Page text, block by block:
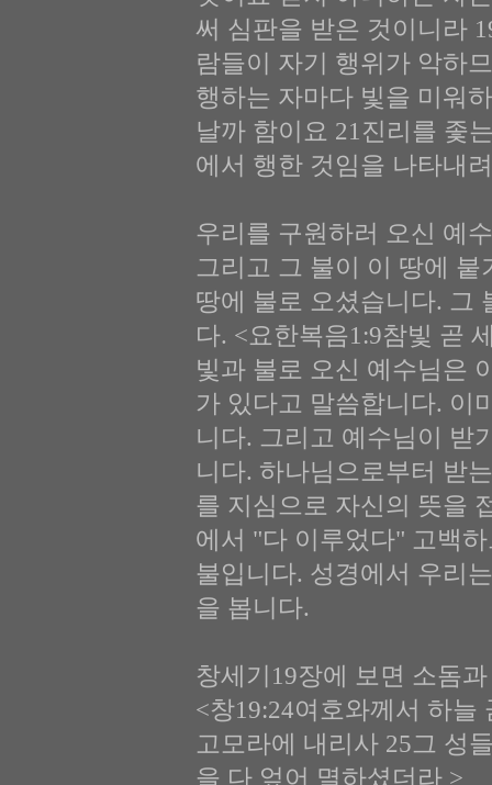
써 심판을 받은 것이니라
람들이 자기 행위가 악하
행하는 자마다 빛을 미워
날까 함이요 21진리를 좇
에서 행한 것임을 나타내
우리를 구원하러 오신 예
그리고 그 불이 이 땅에
땅에 불로 오셨습니다. 그
다. <요한복음1:9참빛 곧
빛과 불로 오신 예수님은
가 있다고 말씀합니다. 이
니다. 그리고 예수님이 받
니다. 하나님으로부터 받
를 지심으로 자신의 뜻을
에서 "다 이루었다" 고백
불입니다. 성경에서 우리
을 봅니다.
창세기19장에 보면 소돔
<창19:24여호와께서 하늘
고모라에 내리사 25그 성
을 다 엎어 멸하셨더라 >